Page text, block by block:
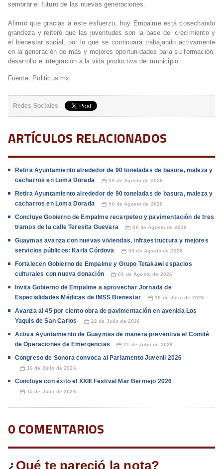
sembrar el futuro de las nuevas generaciones.
Afirmó que gracias a este esfuerzo, hoy Empalme está cosechando
grandeza y reiteró que las juventudes son la base del crecimiento y
el bienestar social, por lo que se continuará trabajando activamente
en la generación de más y mejores oportunidades para su formación,
desarrollo e integración a la vida productiva del municipio.
Fuente: Politicus.mx
Redes Sociales
ARTÍCULOS RELACIONADOS
Retira Ayuntamiento alrededor de 90 toneladas de basura, maleza y
cacharros en Loma Dorada
📅 06 de Agosto de 2026
Retira Ayuntamiento alrededor de 90 toneladas de basura, maleza y
cacharros en Loma Dorada
📅 06 de Agosto de 2026
Concluye Gobierno de Empalme recarpeteo y pavimentación de tres
tramos de la calle Teresita Guevara
📅 06 de Agosto de 2026
Guaymas avanza con nuevas viviendas, infraestructura y mejores
servicios públicos: Karla Córdova
📅 05 de Agosto de 2026
Fortalecen Gobierno de Empalme y Grupo Tetakawi espacios
culturales con nueva donación
📅 04 de Agosto de 2026
Invita Gobierno de Empalme a aprovechar Jornada de
Especialidades Médicas de IMSS Bienestar
📅 30 de Julio de 2026
Avanza al 45 por ciento obra de pavimentación en avenida Los
Yaquis de San Carlos
📅 22 de Julio de 2026
Activa Ayuntamiento de Guaymas de manera preventiva el Comité
de Operaciones de Emergencias
📅 21 de Julio de 2026
Congreso de Sonora convoca al Parlamento Juvenil 2026
📅 16 de Julio de 2026
Concluye con éxito el XXIII Festival Mar Bermejo 2026
📅 15 de Julio de 2026
0 COMENTARIOS
¿Qué te pareció la nota?